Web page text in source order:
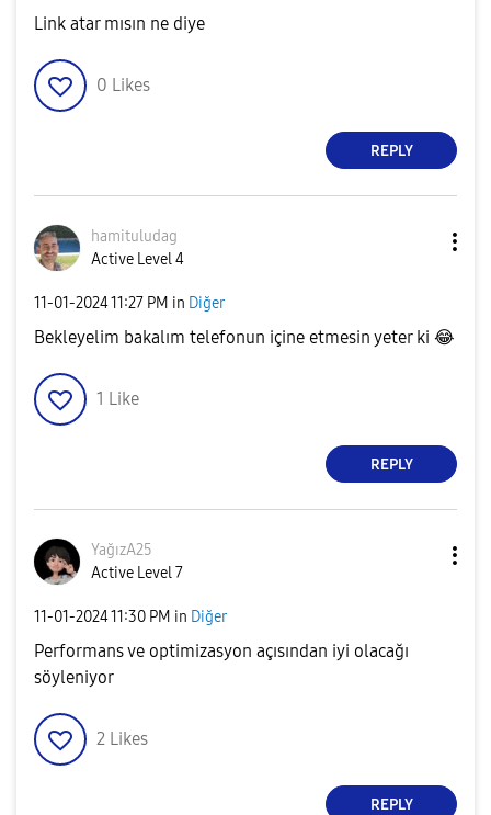
Link atar mısın ne diye
0 Likes
REPLY
hamituludag
Active Level 4
‎11-01-202411:27 PM in Diğer
Bekleyelim bakalım telefonun içine etmesin yeter ki 😂
1 Like
REPLY
YağızA25
Active Level 7
‎11-01-202411:30 PM in Diğer
Performans ve optimizasyon açısından iyi olacağı
söyleniyor
2 Likes
REPLY